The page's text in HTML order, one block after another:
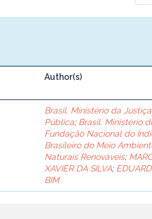
Author(s)
Brasil. Ministério da
Pública; Brasil. Ministério
Fundação Nacional do
Brasileiro do Meio
Naturais Renováveis;
XAVIER DA SILVA;
BIM